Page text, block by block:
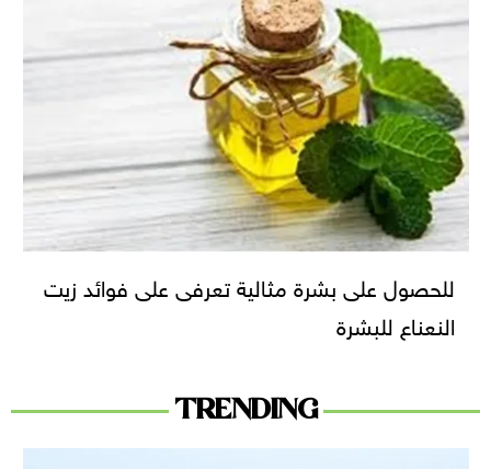
للحصول على بشرة مثالية تعرفى على فوائد زيت
النعناع للبشرة
TRENDING